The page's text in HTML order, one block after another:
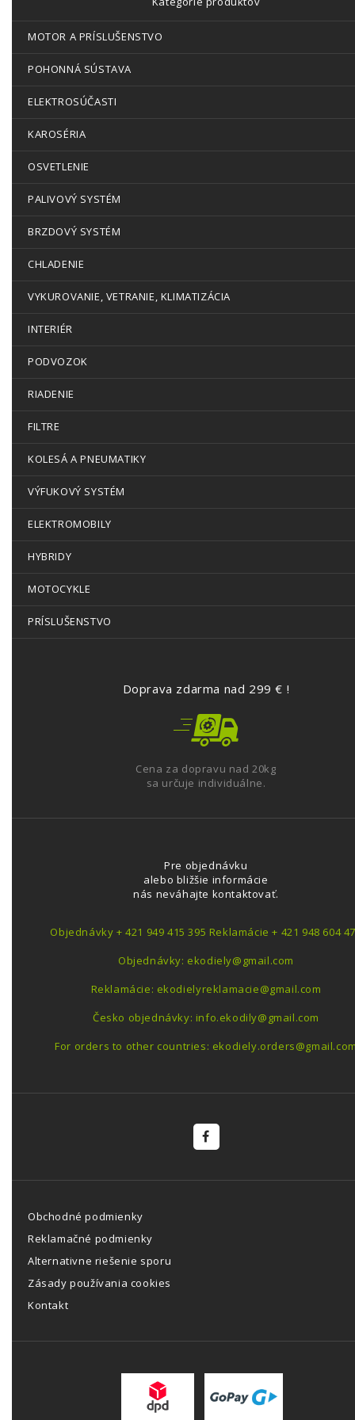
MOTOR A PRÍSLUŠENSTVO
POHONNÁ SÚSTAVA
ELEKTROSÚČASTI
KAROSÉRIA
OSVETLENIE
PALIVOVÝ SYSTÉM
BRZDOVÝ SYSTÉM
CHLADENIE
VYKUROVANIE, VETRANIE, KLIMATIZÁCIA
INTERIÉR
PODVOZOK
RIADENIE
FILTRE
KOLESÁ A PNEUMATIKY
VÝFUKOVÝ SYSTÉM
ELEKTROMOBILY
HYBRIDY
MOTOCYKLE
PRÍSLUŠENSTVO
Doprava zdarma nad 299 € !
Cena za dopravu nad 20kg
sa určuje individuálne.
Pre objednávku
alebo bližšie informácie
nás neváhajte kontaktovať.
Objednávky + 421 949 415 395 Reklamácie + 421 948 604
Objednávky: ekodiely@gmail.com
Reklamácie: ekodielyreklamacie@gmail.com
Česko objednávky: info.ekodily@gmail.com
For orders to other countries:
Obchodné podmienky
Reklamačné podmienky
Alternativne riešenie sporu
Zásady používania cookies
Kontakt